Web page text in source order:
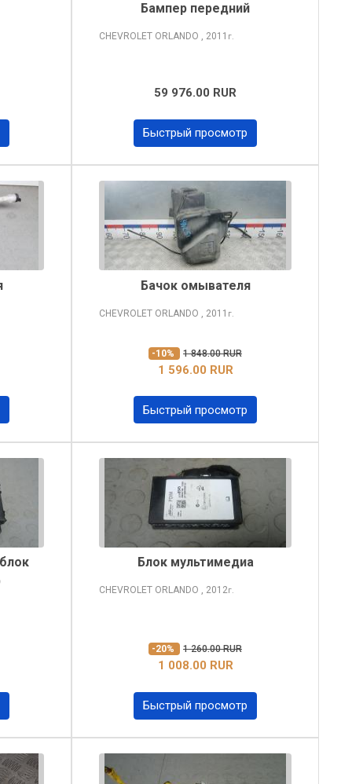
Бампер передний
CHEVROLET ORLANDO , 2011 г.
59 976.00 RUR
Быстрый просмотр
Бачок омывателя
CHEVROLET ORLANDO , 2011 г.
-10% 1 848.00 RUR
1 596.00 RUR
Быстрый просмотр
Блок мультимедиа
CHEVROLET ORLANDO , 2012г.
-20% 1 260.00 RUR
1 008.00 RUR
Быстрый просмотр